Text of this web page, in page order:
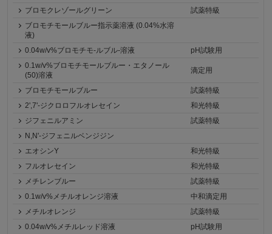
ブロモクレゾールグリーン
試薬特級
ブロモチモールブルー指示薬溶液 (0.04%水溶
液)
0.04w/v%ブロモチモ-ルブル-溶液
pH試験用
0.1w/v%ブロモチモールブルー・エタノール
(50)溶液
滴定用
ブロモチモールブルー
試薬特級
2',7'-ジクロロフルオレセイン
和光特級
ジフェニルアミン
試薬特級
N,N'-ジフェニルベンジジン
エオシンY
和光特級
フルオレセイン
和光特級
メチレンブルー
試薬特級
0.1w/v%メチルオレンジ溶液
中和滴定用
メチルオレンジ
試薬特級
0.04w/v%メチルレッド溶液
pH試験用